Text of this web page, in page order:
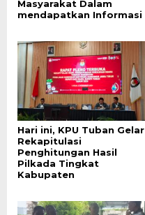
Masyarakat Dalam
mendapatkan Informasi
Hari ini, KPU Tuban Gelar
Rekapitulasi
Penghitungan Hasil
Pilkada Tingkat
Kabupaten